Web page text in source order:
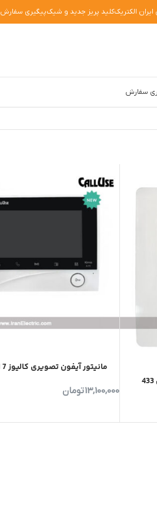
الکتریککلید پریز جدید و شیکپیگیری سفارش
سفارش
مانیتور آیفون تصویری کالیوز 7 اینچ مدل کیمیا K73
13,100,000تومان